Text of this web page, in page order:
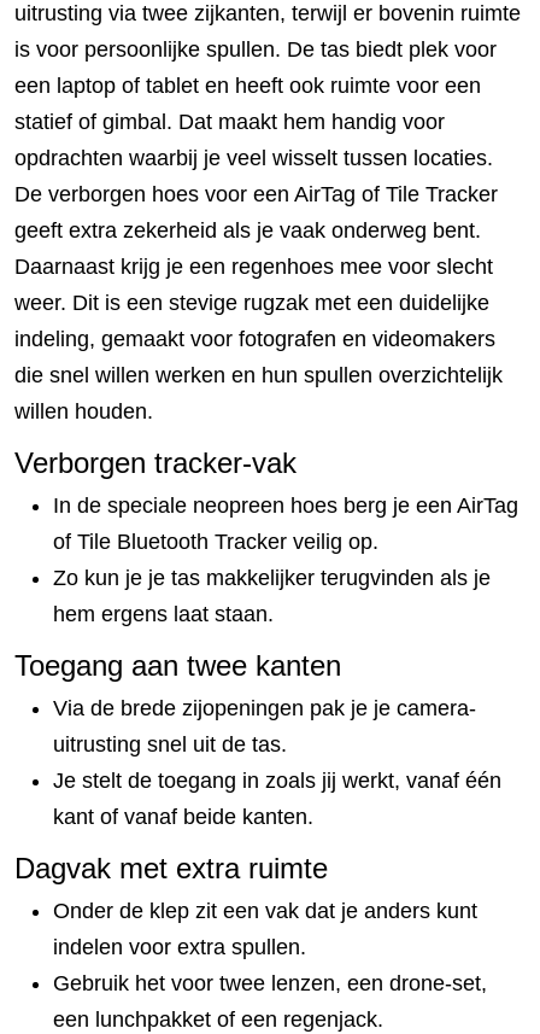
uitrusting via twee zijkanten, terwijl er bovenin ruimte
is voor persoonlijke spullen. De tas biedt plek voor
een laptop of tablet en heeft ook ruimte voor een
statief of gimbal. Dat maakt hem handig voor
opdrachten waarbij je veel wisselt tussen locaties.
De verborgen hoes voor een AirTag of Tile Tracker
geeft extra zekerheid als je vaak onderweg bent.
Daarnaast krijg je een regenhoes mee voor slecht
weer. Dit is een stevige rugzak met een duidelijke
indeling, gemaakt voor fotografen en videomakers
die snel willen werken en hun spullen overzichtelijk
willen houden.
Verborgen tracker-vak
In de speciale neopreen hoes berg je een AirTag
of Tile Bluetooth Tracker veilig op.
Zo kun je je tas makkelijker terugvinden als je
hem ergens laat staan.
Toegang aan twee kanten
Via de brede zijopeningen pak je je camera-
uitrusting snel uit de tas.
Je stelt de toegang in zoals jij werkt, vanaf één
kant of vanaf beide kanten.
Dagvak met extra ruimte
Onder de klep zit een vak dat je anders kunt
indelen voor extra spullen.
Gebruik het voor twee lenzen, een drone-set,
een lunchpakket of een regenjack.